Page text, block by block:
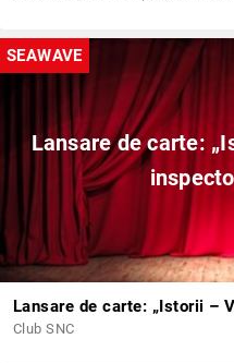
SEAWAVE
Lansare de carte:
Club SNC